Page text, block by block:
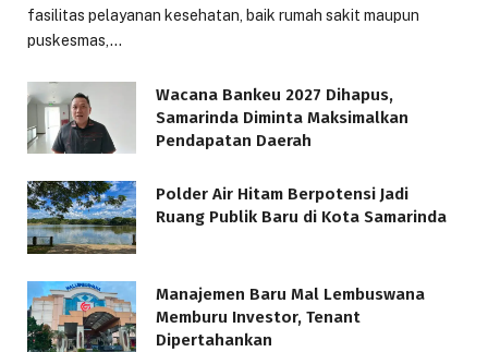
fasilitas pelayanan kesehatan, baik rumah sakit maupun
puskesmas,…
Wacana Bankeu 2027 Dihapus,
Samarinda Diminta Maksimalkan
Pendapatan Daerah
Polder Air Hitam Berpotensi Jadi
Ruang Publik Baru di Kota Samarinda
Manajemen Baru Mal Lembuswana
Memburu Investor, Tenant
Dipertahankan